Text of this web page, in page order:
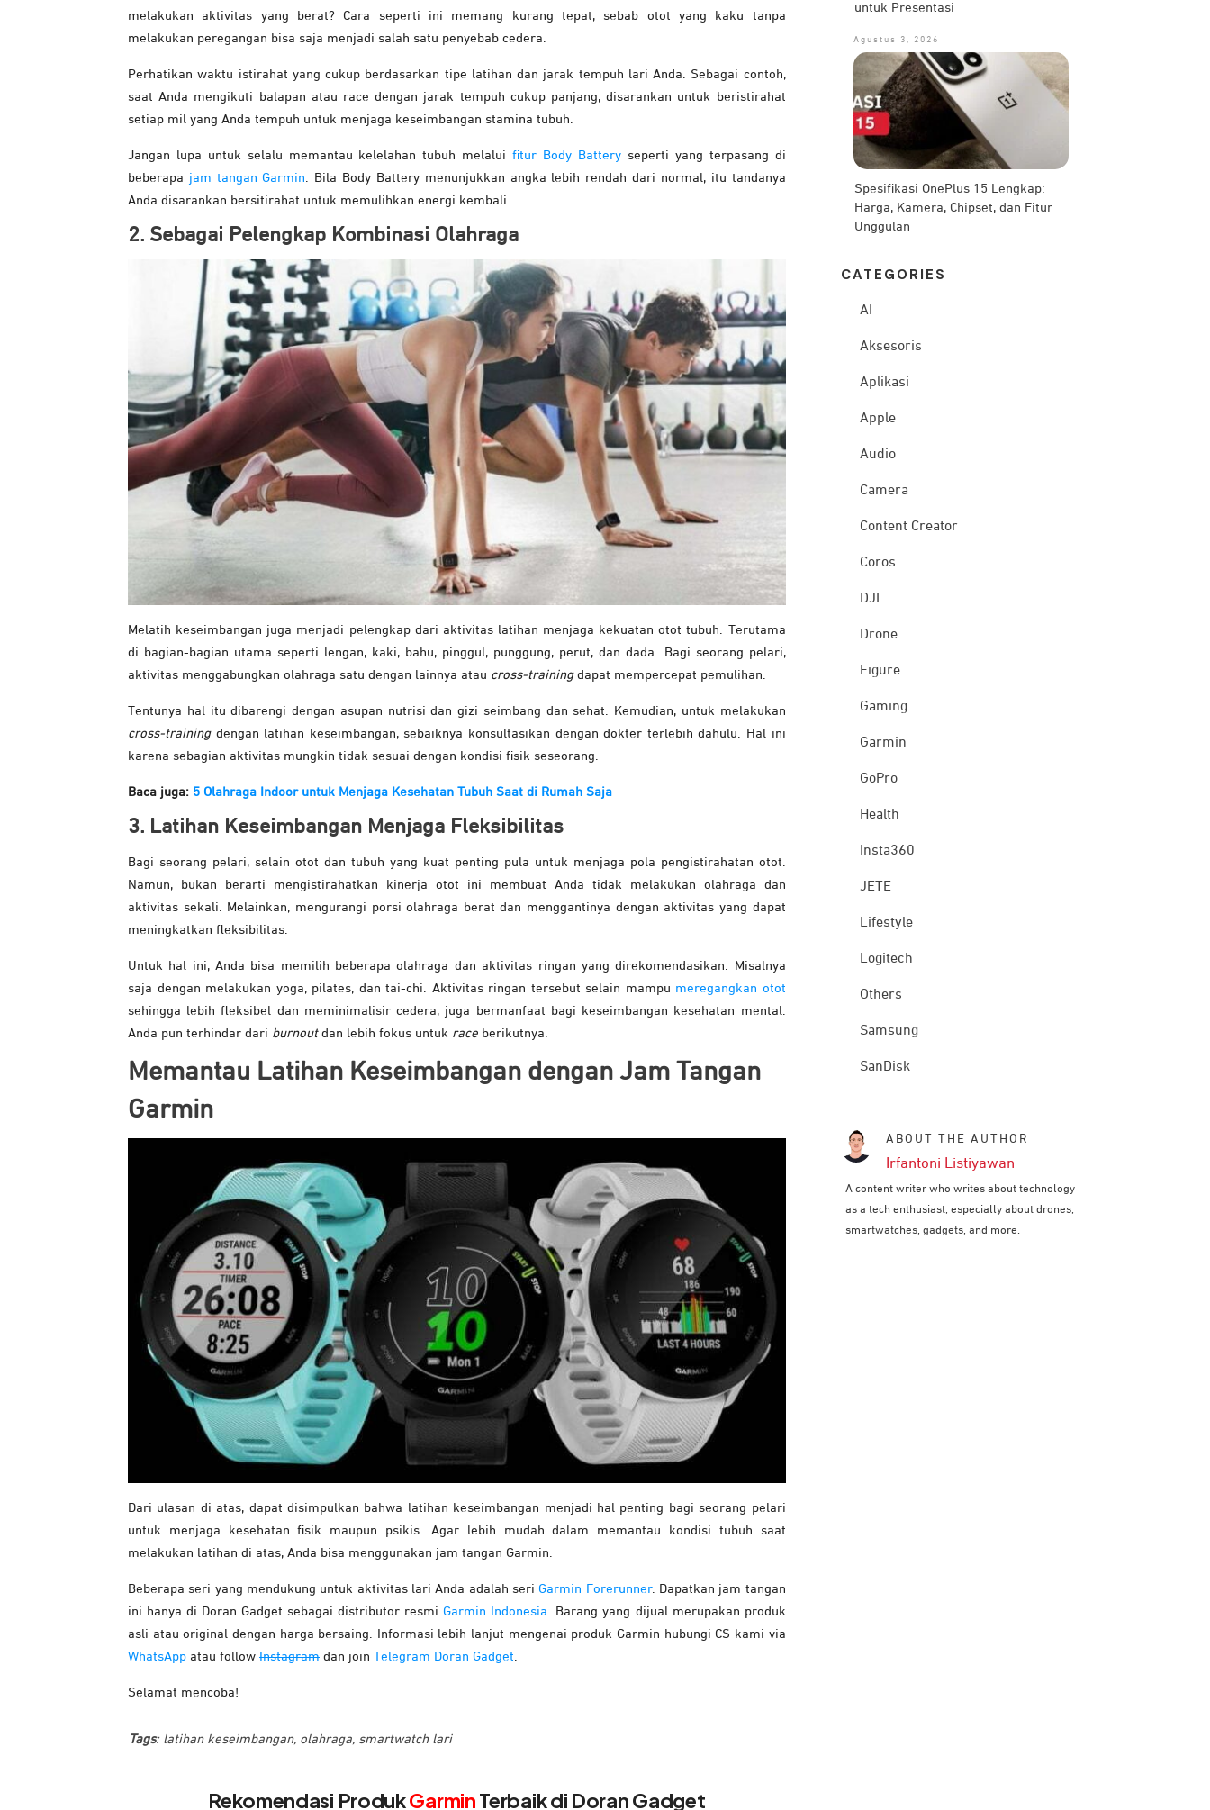
melakukan aktivitas yang berat? Cara seperti ini memang kurang tepat, sebab otot yang kaku tanpa
melakukan peregangan bisa saja menjadi salah satu penyebab cedera.
Perhatikan waktu istirahat yang cukup berdasarkan tipe latihan dan jarak tempuh lari Anda. Sebagai contoh,
saat Anda mengikuti balapan atau race dengan jarak tempuh cukup panjang, disarankan untuk beristirahat
setiap mil yang Anda tempuh untuk menjaga keseimbangan stamina tubuh.
Jangan lupa untuk selalu memantau kelelahan tubuh melaluifitur Body Battery seperti yang terpasang di
beberapa jam tangan Garmin. Bila Body Battery menunjukkan angka lebih rendah dari normal, itu tandanya
Anda disarankan bersitirahat untuk memulihkan energi kembali.
2. Sebagai Pelengkap Kombinasi Olahraga
Melatih keseimbangan juga menjadi pelengkap dari aktivitas latihan menjaga kekuatan otot tubuh. Terutama
di bagian-bagian utama seperti lengan, kaki, bahu, pinggul, punggung, perut, dan dada. Bagi seorang pelari,
aktivitas menggabungkan olahraga satu dengan lainnya atau cross-trainingdapat mempercepat pemulihan.
Tentunya hal itu dibarengi dengan asupan nutrisi dan gizi seimbang dan sehat. Kemudian, untuk melakukan
cross-trainingdengan latihan keseimbangan, sebaiknya konsultasikan dengan dokter terlebih dahulu. Hal ini
karena sebagian aktivitas mungkin tidak sesuai dengan kondisi fisik seseorang.
Baca juga: 5 Olahraga Indoor untuk Menjaga Kesehatan Tubuh Saat di Rumah Saja
3. Latihan Keseimbangan Menjaga Fleksibilitas
Bagi seorang pelari, selain otot dan tubuh yang kuat penting pula untuk menjaga pola pengistirahatan otot.
Namun, bukan berarti mengistirahatkan kinerja otot ini membuat Anda tidak melakukan olahraga dan
aktivitas sekali. Melainkan, mengurangi porsi olahraga berat dan menggantinya dengan aktivitas yang dapat
meningkatkan fleksibilitas.
Untuk hal ini, Anda bisa memilih beberapa olahraga dan aktivitas ringan yang direkomendasikan. Misalnya
saja dengan melakukan yoga, pilates, dan tai-chi. Aktivitas ringan tersebut selain mampu meregangkan otot
sehingga lebih fleksibel dan meminimalisir cedera, juga bermanfaat bagi keseimbangan kesehatan mental.
Anda pun terhindar dari burnoutdan lebih fokus untuk race berikutnya.
Memantau Latihan Keseimbangan dengan Jam Tangan
Garmin
Dari ulasan di atas, dapat disimpulkan bahwa latihan keseimbangan menjadi hal penting bagi seorang pelari
untuk menjaga kesehatan fisik maupun psikis. Agar lebih mudah dalam memantau kondisi tubuh saat
melakukan latihan di atas, Anda bisa menggunakan jam tangan Garmin.
Beberapa seri yang mendukung untuk aktivitas lari Anda adalah seri Garmin Forerunner. Dapatkan jam tangan
ini hanya di Doran Gadget sebagai distributor resmi Garmin Indonesia. Barang yang dijual merupakan produk
asli atau original dengan harga bersaing. Informasi lebih lanjut mengenai produk Garmin hubungi CS kami via
WhatsApp atau follow Instagram dan join Telegram Doran Gadget.
Selamat mencoba!
Tags: latihan keseimbangan, olahraga, smartwatch lari
Rekomendasi ProdukGarminTerbaik di Doran Gadget
untuk Presentasi
Agustus 3, 2026
Spesifikasi OnePlus 15 Lengkap:
Harga, Kamera, Chipset, dan Fitur
Unggulan
CATEG ORIES
AI
Aksesoris
Aplikasi
Apple
Audio
Camera
Content Creator
Coros
DJI
Drone
Figure
Gaming
Garmin
GoPro
Health
Insta360
JETE
Lifestyle
Logitech
Others
Samsung
SanDisk
ABOUT THE AUTHOR
Irfantoni Listiyawan
A content writer who writes about technology
as a tech enthusiast, especially about drones,
smartwatches, gadgets, and more.